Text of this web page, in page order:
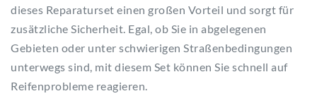
dieses Reparaturset einen großen Vorteil und sorgt für
zusätzliche Sicherheit. Egal, ob Sie in abgelegenen
Gebieten oder unter schwierigen Straßenbedingungen
unterwegs sind, mit diesem Set können Sie schnell auf
Reifenprobleme reagieren.